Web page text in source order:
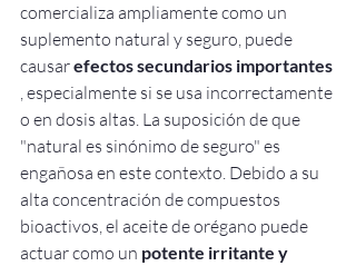
comercializa ampliamente como un
suplemento natural y seguro, puede
causar efectos secundarios importantes
, especialmente si se usa incorrectamente
o en dosis altas. La suposición de que
"natural es sinónimo de seguro" es
engañosa en este contexto. Debido a su
alta concentración de compuestos
bioactivos, el aceite de orégano puede
actuar como un potente irritante y